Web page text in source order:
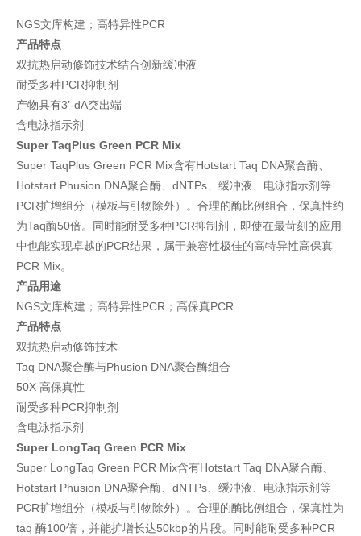
NGS文库构建；高特异性PCR
产品特点
双抗热启动修饰技术结合创新缓冲液
耐受多种PCR抑制剂
产物具有3’-dA突出端
含电泳指示剂
Super TaqPlus Green PCR Mix
Super TaqPlus Green PCR Mix含有Hotstart Taq DNA聚合酶、
Hotstart Phusion DNA聚合酶、dNTPs、缓冲液、电泳指示剂等
PCR扩增组分（模板与引物除外）。合理的酶比例组合，保真性约
为Taq酶50倍。同时能耐受多种PCR抑制剂，即使在最苛刻的应用
中也能实现卓越的PCR结果，属于兼容性极佳的高特异性高保真
PCR Mix。
产品用途
NGS文库构建；高特异性PCR；高保真PCR
产品特点
双抗热启动修饰技术
Taq DNA聚合酶与Phusion DNA聚合酶组合
50X 高保真性
耐受多种PCR抑制剂
含电泳指示剂
Super LongTaq Green PCR Mix
Super LongTaq Green PCR Mix含有Hotstart Taq DNA聚合酶、
Hotstart Phusion DNA聚合酶、dNTPs、缓冲液、电泳指示剂等
PCR扩增组分（模板与引物除外）。合理的酶比例组合，保真性为
taq 酶100倍，并能扩增长达50kbp的片段。同时能耐受多种PCR